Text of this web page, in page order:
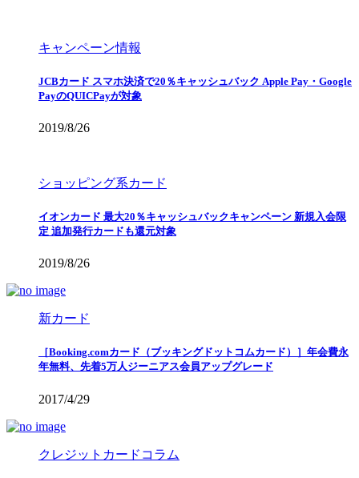
キャンペーン情報
JCBカード スマホ決済で20％キャッシュバック Apple Pay・Google
PayのQUICPayが対象
2019/8/26
ショッピング系カード
イオンカード 最大20％キャッシュバックキャンペーン 新規入会限
定 追加発行カードも還元対象
2019/8/26
新カード
［Booking.comカード（ブッキングドットコムカード）］年会費永
年無料、先着5万人ジーニアス会員アップグレード
2017/4/29
クレジットカードコラム